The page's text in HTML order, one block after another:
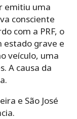
emitiu uma
consciente
com a PRF, o
estado grave e
veículo, uma
A causa da
e São José